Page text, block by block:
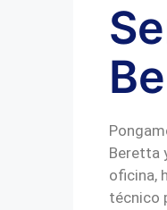
Beretta
oficina,
técnico